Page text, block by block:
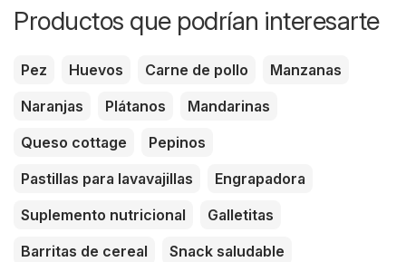
Productos que podrían interesarte
Pez Huevos Carne de pollo
Manzanas
Naranjas
Plátanos
Mandarinas
Queso cottage
Pepinos
Pastillas para lavavajillas
Engrapadora
Suplemento nutricional
Galletitas
Barritas de cereal
Snack saludable